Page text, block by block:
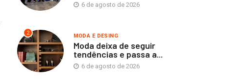
6 de agosto de 2026
2 MODA E DESING
Moda deixa de seguir
tendências e passa a...
6 de agosto de 2026